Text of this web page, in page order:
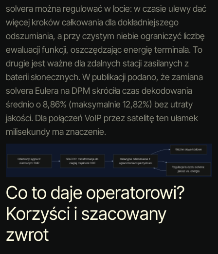
solvera można regulować w locie: w czasie ulewy dać
więcej kroków całkowania dla dokładniejszego
odszumiania, a przy czystym niebie ograniczyć liczbę
ewaluacji funkcji, oszczędzając energię terminala. To
drugie jest ważne dla zdalnych stacji zasilanych z
baterii słonecznych. W publikacji podano, że zamiana
solvera Eulera na DPM skróciła czas dekodowania
średnio o 8,86% (maksymalnie 12,82%) bez utraty
jakości. Dla połączeń VoIP przez satelitę ten ułamek
milisekundy ma znaczenie.
Co to daje operatorowi?
Korzyści i szacowany
zwrot